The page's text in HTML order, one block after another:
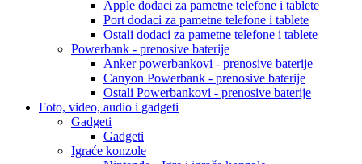
Apple dodaci za pametne telefone i tablete
Port dodaci za pametne telefone i tablete
Ostali dodaci za pametne telefone i tablete
Powerbank - prenosive baterije
Anker powerbankovi - prenosive baterije
Canyon Powerbank - prenosive baterije
Ostali Powerbankovi - prenosive baterije
Foto, video, audio i gadgeti
Gadgeti
Gadgeti
Igraće konzole